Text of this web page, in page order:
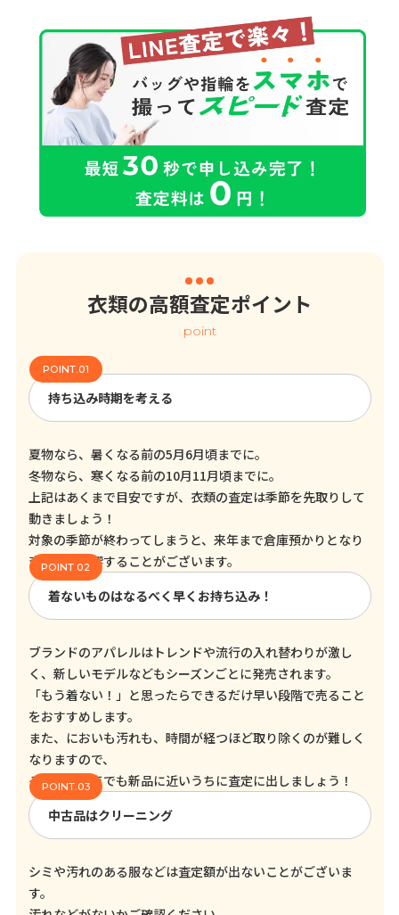
衣類の高額査定ポイント
point
持ち込み時期を考える
夏物なら、暑くなる前の5月6月頃までに。
冬物なら、寒くなる前の10月11月頃までに。
上記はあくまで目安ですが、衣類の査定は季節を先取りして
動きましょう！
対象の季節が終わってしまうと、来年まで倉庫預かりとなり
査定額に影響することがございます。
着ないものはなるべく早くお持ち込み！
ブランドのアパレルはトレンドや流行の入れ替わりが激し
く、新しいモデルなどもシーズンごとに発売されます。
「もう着ない！」と思ったらできるだけ早い段階で売ること
をおすすめします。
また、においも汚れも、時間が経つほど取り除くのが難しく
なりますので、
そういった点でも新品に近いうちに査定に出しましょう！
中古品はクリーニング
シミや汚れのある服などは査定額が出ないことがございま
す。